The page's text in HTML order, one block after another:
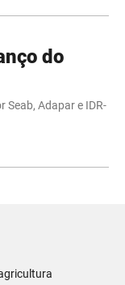
do
Adapar e IDR-